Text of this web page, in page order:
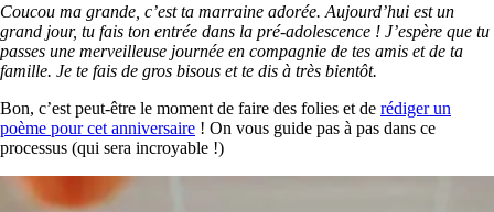
Coucou ma grande, c’est ta marraine adorée. Aujourd’hui est un
grand jour, tu fais ton entrée dans la pré-adolescence ! J’espère que tu
passes une merveilleuse journée en compagnie de tes amis et de ta
famille. Je te fais de gros bisous et te dis à très bientôt.
Bon, c’est peut-être le moment de faire des folies et de rédiger un
poème pour cet anniversaire ! On vous guide pas à pas dans ce
processus (qui sera incroyable !)